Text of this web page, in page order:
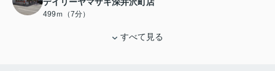
デイリーヤマザキ深井沢町店
499ｍ（7分）
すべて見る